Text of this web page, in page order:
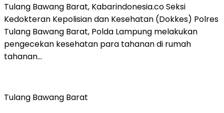
Tulang Bawang Barat, Kabarindonesia.co Seksi
Kedokteran Kepolisian dan Kesehatan (Dokkes) Polres
Tulang Bawang Barat, Polda Lampung melakukan
pengecekan kesehatan para tahanan di rumah
tahanan…
Tulang Bawang Barat